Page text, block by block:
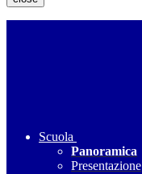
Scuola
Panoramica
Presentazione